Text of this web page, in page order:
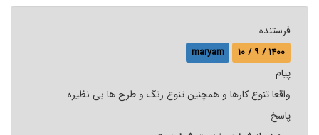
فرستنده
maryam ۱۰ / ۹ / ۱۴۰۰
پيام
واقعا تنوع کارها و همچنین تنوع رنگ و طرح ها بی نظیره
پاسخ